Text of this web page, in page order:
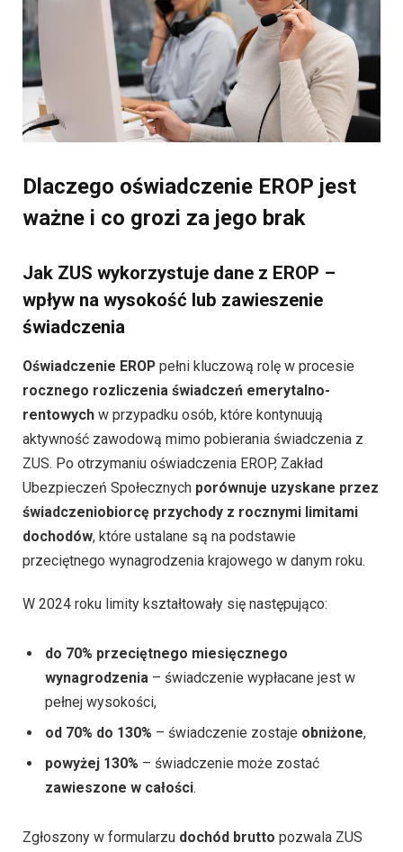
Dlaczego oświadczenie EROP jest
ważne i co grozi za jego brak
Jak ZUS wykorzystuje dane z EROP –
wpływ na wysokość lub zawieszenie
świadczenia
Oświadczenie EROP pełni kluczową rolę w procesie
rocznego rozliczenia świadczeń emerytalno-
rentowych w przypadku osób, które kontynuują
aktywność zawodową mimo pobierania świadczenia z
ZUS. Po otrzymaniu oświadczenia EROP, Zakład
Ubezpieczeń Społecznych porównuje uzyskane przez
świadczeniobiorcę przychody z rocznymi limitami
dochodów, które ustalane są na podstawie
przeciętnego wynagrodzenia krajowego w danym roku.
W 2024 roku limity kształtowały się następująco:
do 70% przeciętnego miesięcznego
wynagrodzenia – świadczenie wypłacane jest w
pełnej wysokości,
od 70% do 130% – świadczenie zostaje obniżone,
powyżej 130% – świadczenie może zostać
zawieszone w całości.
Zgłoszony w formularzu dochód brutto pozwala ZUS